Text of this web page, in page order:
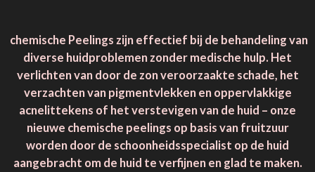
chemische Peelings zijn effectief bij de behandeling van
diverse huidproblemen zonder medische hulp. Het
verlichten van door de zon veroorzaakte schade, het
verzachten van pigmentvlekken en oppervlakkige
acnelittekens of het verstevigen van de huid – onze
nieuwe chemische peelings op basis van fruitzuur
worden door de schoonheidsspecialist op de huid
aangebracht om de huid te verfijnen en glad te maken.